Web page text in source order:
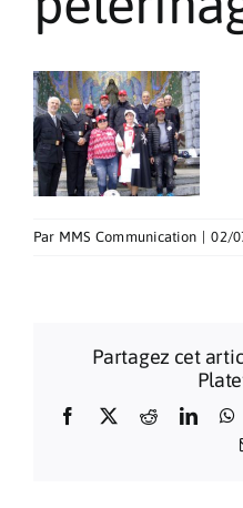
Pèlerinages
Contact
Par MMS Communication 02/
Partagez cet
Facebook
X Reddit